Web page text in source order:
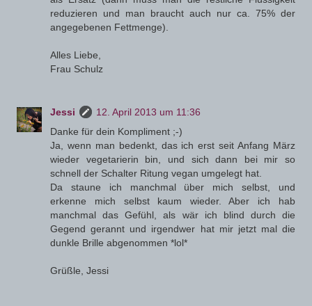
reduzieren und man braucht auch nur ca. 75% der
angegebenen Fettmenge).
Alles Liebe,
Frau Schulz
Jessi
12. April 2013 um 11:36
Danke für dein Kompliment ;-)
Ja, wenn man bedenkt, das ich erst seit Anfang März
wieder vegetarierin bin, und sich dann bei mir so
schnell der Schalter Ritung vegan umgelegt hat.
Da staune ich manchmal über mich selbst, und
erkenne mich selbst kaum wieder. Aber ich hab
manchmal das Gefühl, als wär ich blind durch die
Gegend gerannt und irgendwer hat mir jetzt mal die
dunkle Brille abgenommen *lol*
Grüßle, Jessi